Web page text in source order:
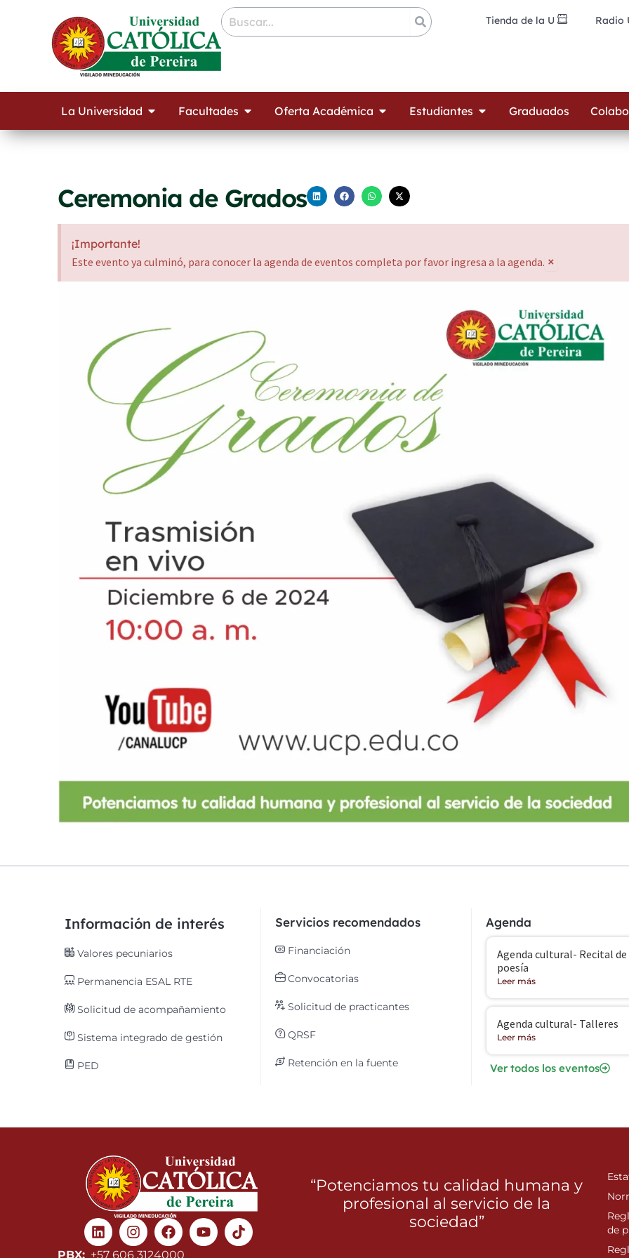
Tienda de la U Radio
La Universidad Open La Universidad
Facultades Open Facultades
Oferta Académica Open Oferta Académica
Estudiantes Open Estudiantes
Graduados
Ceremonia de Grados
¡Importante!
Este evento ya culminó, para conocer la agenda de eventos completa por favor ingresa a la agenda. ×
Información de interés
Valores pecuniarios
Permanencia ESAL RTE
Solicitud de acompañamiento
Sistema integrado de gestión
PED
Servicios recomendados
Financiación
Convocatorias
Solicitud de practicantes
QRSF
Retención en la fuente
Agenda
Agenda cultural- Recital de
poesía
Leer más
Agenda cultural- Talleres
Leer más
Ver todos los eventos
LinkedinInstagram
Facebook
Youtube
PBX: +57 606 3124000
“Potenciamos tu calidad humana y
profesional al servicio de la
sociedad”
de